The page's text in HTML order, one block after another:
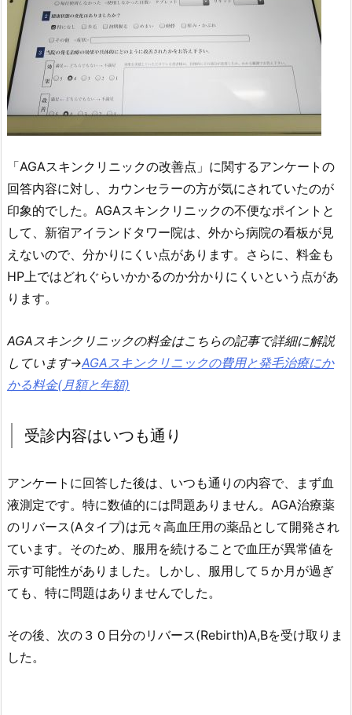
「AGAスキンクリニックの改善点」に関するアンケートの
回答内容に対し、カウンセラーの方が気にされていたのが
印象的でした。AGAスキンクリニックの不便なポイントと
して、新宿アイランドタワー院は、外から病院の看板が見
えないので、分かりにくい点があります。さらに、料金も
HP上ではどれぐらいかかるのか分かりにくいという点があ
ります。
AGAスキンクリニックの料金はこちらの記事で詳細に解説
しています→AGAスキンクリニックの費用と発毛治療にか
かる料金(月額と年額)
受診内容はいつも通り
アンケートに回答した後は、いつも通りの内容で、まず血
液測定です。特に数値的には問題ありません。AGA治療薬
のリバース(Aタイプ)は元々高血圧用の薬品として開発され
ています。そのため、服用を続けることで血圧が異常値を
示す可能性がありました。しかし、服用して５か月が過ぎ
ても、特に問題はありませんでした。
その後、次の３０日分のリバース(Rebirth)A,Bを受け取りま
した。